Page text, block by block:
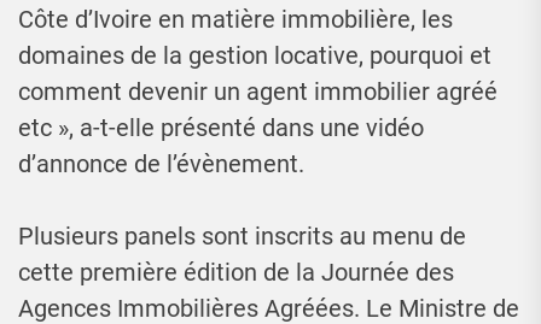
Côte d’Ivoire en matière immobilière, les
domaines de la gestion locative, pourquoi et
comment devenir un agent immobilier agréé
etc », a-t-elle présenté dans une vidéo
d’annonce de l’évènement.
Plusieurs panels sont inscrits au menu de
cette première édition de la Journée des
Agences Immobilières Agréées. Le Ministre de